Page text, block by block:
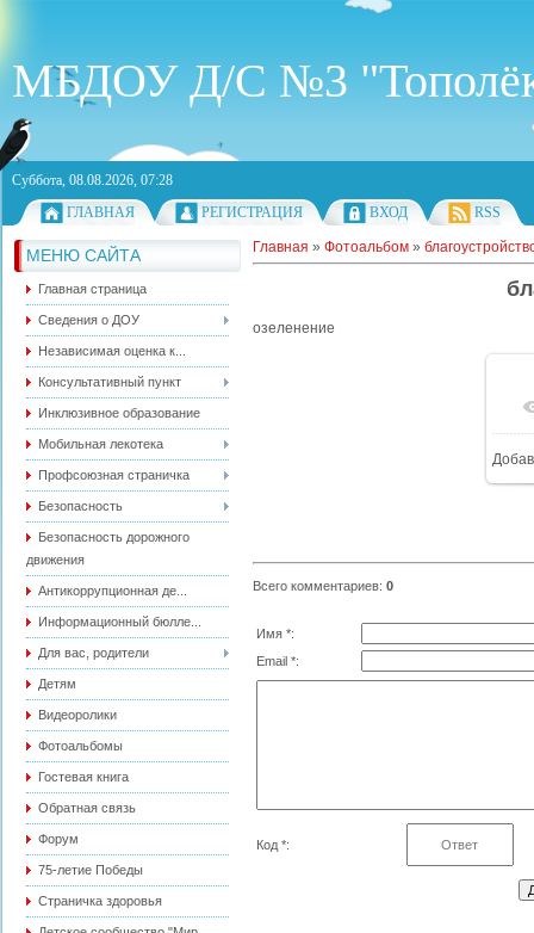
МБДОУ Д/С №3
Суббота, 08.08.2026, 07:28
ГЛАВНАЯ
РЕГИСТРАЦИЯ ВХОД RSS
МЕНЮ САЙТА
Главная страница
Сведения о ДОУ
Независимая оценка к...
Консультативный пункт
Инклюзивное образование
Мобильная лекотека
Профсоюзная страничка
Безопасность
Безопасность дорожного
движения
Антикоррупционная де...
Информационный бюлле...
Для вас, родители
Детям
Видеоролики
Фотоальбомы
Гостевая книга
Обратная связь
Форум
75-летие Победы
Страничка здоровья
Главная » Фотоальбом »
озеленение
Всего комментариев: 0
Имя *:
Email *:
Код *: